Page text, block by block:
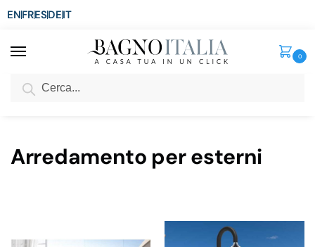
ENFRESDEIT
0
SCONTO del 3%
Arredamento per esterni